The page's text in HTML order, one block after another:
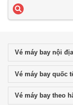
Vé máy bay nội địa
Vé máy bay quốc
Vé máy bay theo